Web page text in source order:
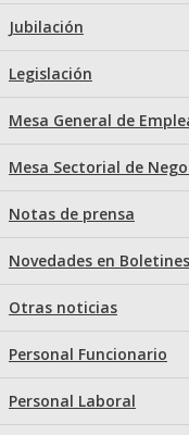
Jubilación
Legislación
Mesa General de
Mesa Sectorial de
Notas de prensa
Novedades en Boletines
Otras noticias
Personal Funcionario
Personal Laboral